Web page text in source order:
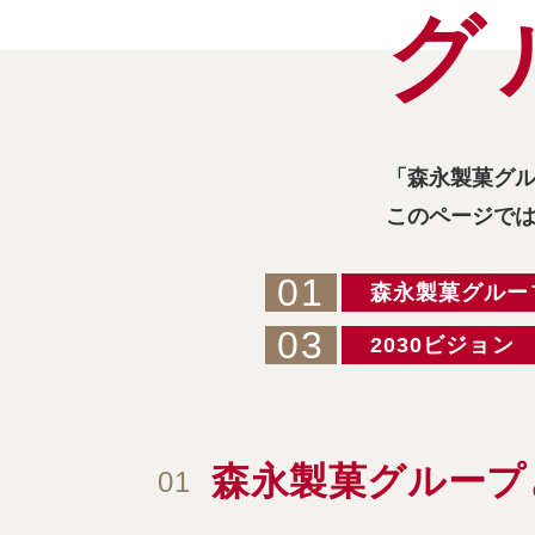
グ
「森永製菓グ
このページで
01 森永製菓グルー
03 2030ビジョン
01 森永製菓グルー